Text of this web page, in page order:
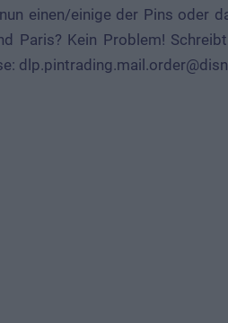
einen/einige der Pins oder
Paris? Kein Problem!